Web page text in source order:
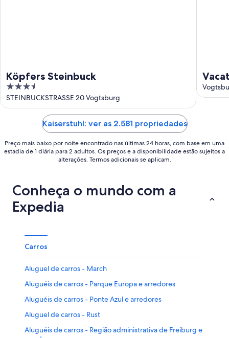
Köpfers Steinbuck
3.5
out
of
STEINBUCKSTRASSE 20 Vogtsburg
with
Kaiserstuhl: ver as 2.581 propriedades
Preço mais baixo por noite encontrado nas últimas 24 horas, com base em uma
estadia de 1 diária para 2 adultos. Os preços e a disponibilidade estão sujeitos a
alterações. Termos adicionais se aplicam.
Conheça o mundo com a
Expedia
Carros
Aluguel de carros - March
Aluguéis de carros - Parque Europa e arredores
Aluguéis de carros - Ponte Azul e arredores
Aluguel de carros - Rust
Aluguéis de carros - Região administrativa de Freiburg e